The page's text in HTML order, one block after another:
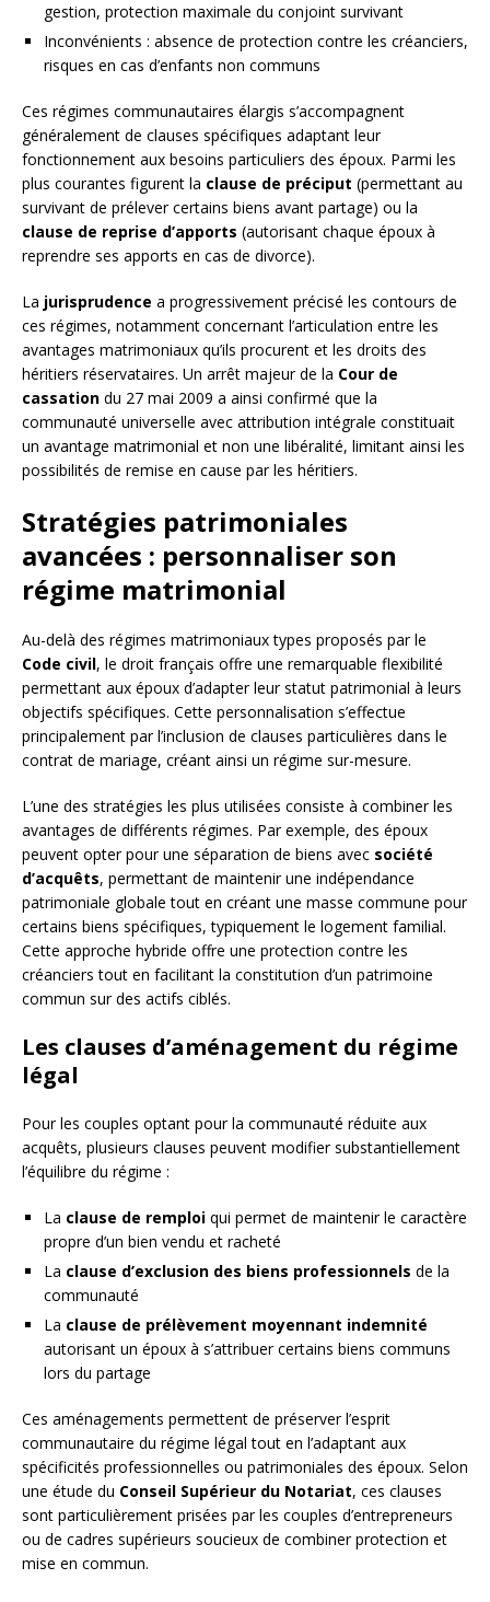
gestion, protection maximale du conjoint survivant
Inconvénients : absence de protection contre les créanciers,
risques en cas d’enfants non communs
Ces régimes communautaires élargis s’accompagnent
généralement de clauses spécifiques adaptant leur
fonctionnement aux besoins particuliers des époux. Parmi les
plus courantes figurent la clause de préciput (permettant au
survivant de prélever certains biens avant partage) ou la
clause de reprise d’apports (autorisant chaque époux à
reprendre ses apports en cas de divorce).
La jurisprudence a progressivement précisé les contours de
ces régimes, notamment concernant l’articulation entre les
avantages matrimoniaux qu’ils procurent et les droits des
héritiers réservataires. Un arrêt majeur de la Cour de
cassation du 27 mai 2009 a ainsi confirmé que la
communauté universelle avec attribution intégrale constituait
un avantage matrimonial et non une libéralité, limitant ainsi les
possibilités de remise en cause par les héritiers.
Stratégies patrimoniales
avancées : personnaliser son
régime matrimonial
Au-delà des régimes matrimoniaux types proposés par le
Code civil, le droit français offre une remarquable flexibilité
permettant aux époux d’adapter leur statut patrimonial à leurs
objectifs spécifiques. Cette personnalisation s’effectue
principalement par l’inclusion de clauses particulières dans le
contrat de mariage, créant ainsi un régime sur-mesure.
L’une des stratégies les plus utilisées consiste à combiner les
avantages de différents régimes. Par exemple, des époux
peuvent opter pour une séparation de biens avec société
d’acquêts, permettant de maintenir une indépendance
patrimoniale globale tout en créant une masse commune pour
certains biens spécifiques, typiquement le logement familial.
Cette approche hybride offre une protection contre les
créanciers tout en facilitant la constitution d’un patrimoine
commun sur des actifs ciblés.
Les clauses d’aménagement du régime
légal
Pour les couples optant pour la communauté réduite aux
acquêts, plusieurs clauses peuvent modifier substantiellement
l’équilibre du régime :
La clause de remploi qui permet de maintenir le caractère
propre d’un bien vendu et racheté
La clause d’exclusion des biens professionnels de la
communauté
La clause de prélèvement moyennant indemnité
autorisant un époux à s’attribuer certains biens communs
lors du partage
Ces aménagements permettent de préserver l’esprit
communautaire du régime légal tout en l’adaptant aux
spécificités professionnelles ou patrimoniales des époux. Selon
une étude du Conseil Supérieur du Notariat, ces clauses
sont particulièrement prisées par les couples d’entrepreneurs
ou de cadres supérieurs soucieux de combiner protection et
mise en commun.